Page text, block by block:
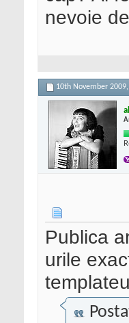
nevoie
10th November 2009,
Publica
urile